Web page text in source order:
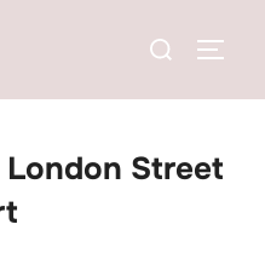
Suchen
London Street